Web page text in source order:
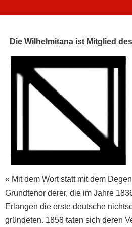
Die Wilhelmitana ist Mitglied
« Mit dem Wort statt mit dem
Grundtenor derer, die im Jahre
Erlangen die erste deutsche
gründeten. 1858 taten sich deren